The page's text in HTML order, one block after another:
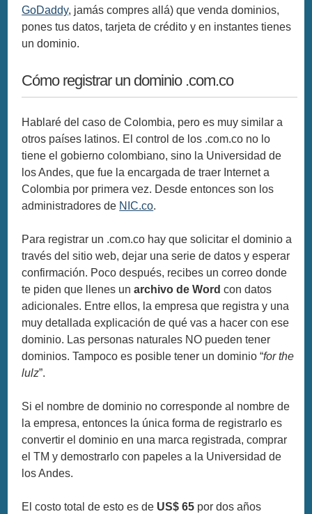
GoDaddy, jamás compres allá) que venda dominios,
pones tus datos, tarjeta de crédito y en instantes tienes
un dominio.
Cómo registrar un dominio .com.co
Hablaré del caso de Colombia, pero es muy similar a
otros países latinos. El control de los .com.co no lo
tiene el gobierno colombiano, sino la Universidad de
los Andes, que fue la encargada de traer Internet a
Colombia por primera vez. Desde entonces son los
administradores de NIC.co.
Para registrar un .com.co hay que solicitar el dominio a
través del sitio web, dejar una serie de datos y esperar
confirmación. Poco después, recibes un correo donde
te piden que llenes unarchivo de Word con datos
adicionales. Entre ellos, la empresa que registra y una
muy detallada explicación de qué vas a hacer con ese
dominio. Las personas naturales NO pueden tener
dominios. Tampoco es posible tener un dominio “for the
lulz”.
Si el nombre de dominio no corresponde al nombre de
la empresa, entonces la única forma de registrarlo es
convertir el dominio en una marca registrada, comprar
el TM y demostrarlo con papeles a la Universidad de
los Andes.
El costo total de esto es de US$ 65 por dos años